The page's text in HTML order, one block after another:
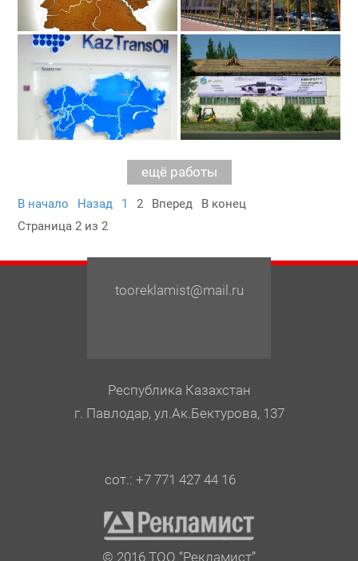
В начало Назад 1 2 Вперед
В конец
Страница 2 из 2
tooreklamist@mail.ru
Республика Казахстан
г. Павлодар, ул.Ак.Бектурова, 137
сот.: +7 771 427 44 16
© 2016 ТОО “Рекламист”